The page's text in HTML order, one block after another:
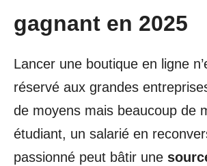
gagnant en 2025
Lancer une boutique en ligne
réservé aux grandes
de moyens mais beaucoup de
étudiant, un salarié en
passionné peut bâtir une